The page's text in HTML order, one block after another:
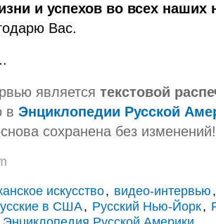
и успехов во всех наших
Вас.
является текстовой
в Энциклопедии Русской
сохранена без изменений!
искусство, видео-интервью
в США, Русский Нью-Йорк,